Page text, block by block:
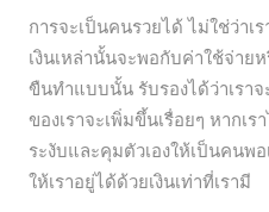
การจะเป็นคนรวยได้ ไม่ใช่ว่าเ
เงินเหล่านั้นจะพอกับค่าใช้จ่าย
ขืนทำแบบนั้น รับรองได้ว่าเรา
ของเราจะเพิ่มขึ้นเรื่อยๆ หากเ
ระงับและคุมตัวเองให้เป็นคนพ
ให้เราอยู่ได้ด้วยเงินเท่าที่เรามี